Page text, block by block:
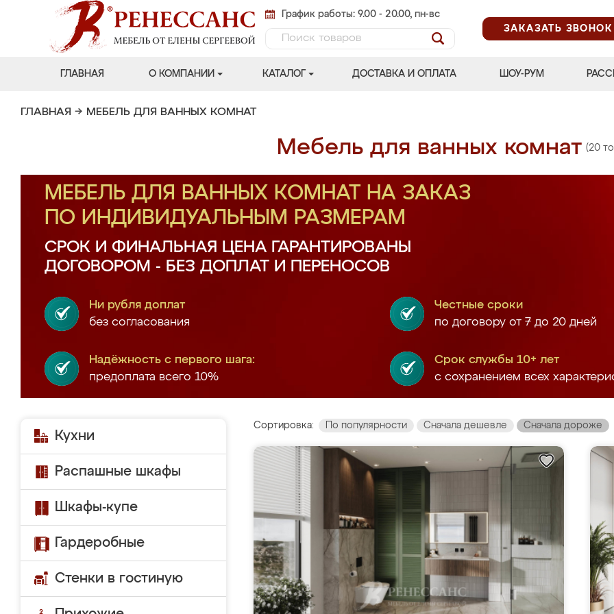
График работы: 9.00 - 20.00, пн-вс
ЗАКАЗАТЬ ЗВОНОК
ГЛАВНАЯ О КОМПАНИИ КАТАЛОГ ДОСТАВКА И ОПЛАТА ШОУ-РУМ
ГЛАВНАЯ → МЕБЕЛЬ ДЛЯ ВАННЫХ КОМНАТ
Мебель для ванных комнат (20
МЕБЕЛЬ ДЛЯ ВАННЫХ КОМНАТ НА ЗАКАЗ
ПО ИНДИВИДУАЛЬНЫМ РАЗМЕРАМ
СРОК И ФИНАЛЬНАЯ ЦЕНА ГАРАНТИРОВАНЫ
ДОГОВОРОМ - БЕЗ ДОПЛАТ И ПЕРЕНОСОВ
Ни рубля доплат
без согласования
Честные сроки
по договору от 7 до 20 дней
Надёжность с первого шага:
предоплата всего 10%
Срок службы 10+ лет
с сохранением всех
Кухни
Распашные шкафы
Шкафы-купе
Гардеробные
Стенки в гостиную
Сортировка: По популярности Сначала дешевле Сначала дороже